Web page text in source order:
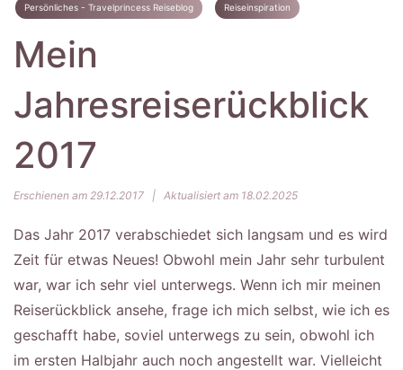
Persönliches - Travelprincess Reiseblog Reiseinspiration
Mein
Jahresreiserückblick
2017
Erschienen am 29.12.2017 | Aktualisiert am 18.02.2025
Das Jahr 2017 verabschiedet sich langsam und es wird
Zeit für etwas Neues! Obwohl mein Jahr sehr turbulent
war, war ich sehr viel unterwegs. Wenn ich mir meinen
Reiserückblick ansehe, frage ich mich selbst, wie ich es
geschafft habe, soviel unterwegs zu sein, obwohl ich
im ersten Halbjahr auch noch angestellt war. Vielleicht